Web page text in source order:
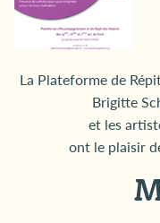
La Plateforme de
Brigitte
et les
ont le plaisir